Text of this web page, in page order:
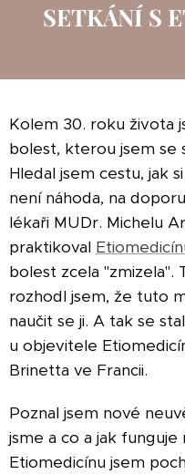
SETKÁNÍ S
Kolem 30. roku života
bolest, kterou jsem se
Hledal jsem cestu, jak
není náhoda, na
lékaři MUDr. Michelu
praktikoval
bolest zcela "zmizela".
rozhodl jsem, že tuto
naučit se ji. A tak se
u objevitele
Brinetta ve Francii.
Poznal jsem nové
jsme a co a jak
Etiomedicínu jsem